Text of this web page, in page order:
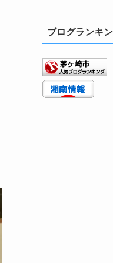
ブログランキ